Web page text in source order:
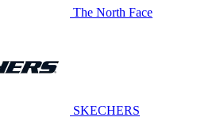
The North Face
SKECHERS